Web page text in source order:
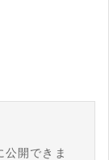
公開できま